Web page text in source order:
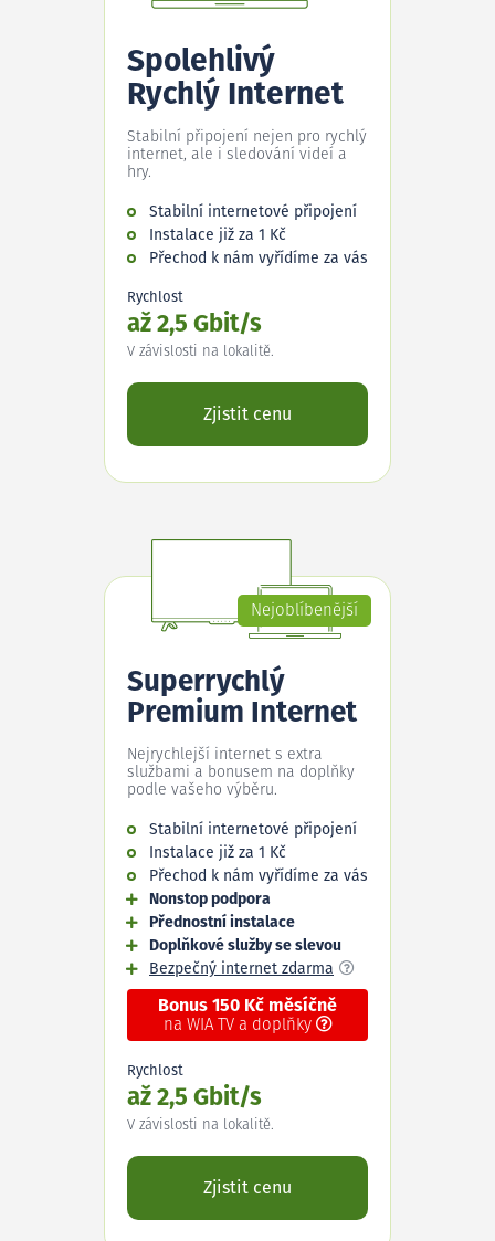
Spolehlivý
Rychlý Internet
Stabilní připojení nejen pro rychlý
internet, ale i sledování videí a
hry.
Stabilní internetové připojení
Instalace již za 1 Kč
Přechod k nám vyřídíme za vás
Rychlost
až 2,5 Gbit/s
V závislosti na lokalitě.
Zjistit cenu
Nejoblíbenější
Superrychlý
Premium Internet
Nejrychlejší internet s extra
službami a bonusem na doplňky
podle vašeho výběru.
Stabilní internetové připojení
Instalace již za 1 Kč
Přechod k nám vyřídíme za vás
Nonstop podpora
Přednostní instalace
Doplňkové služby se slevou
Bezpečný internet zdarma
Bonus 150 Kč měsíčně
na WIA TV a doplňky
Rychlost
až 2,5 Gbit/s
V závislosti na lokalitě.
Zjistit cenu